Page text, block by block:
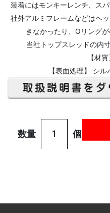
装着にはモンキーレンチ、ス
社外アルミフレームなどはヘ
きなかったり、Oリング
当社トップスレッドの内
【材
【表面処理】 シ
数量 個